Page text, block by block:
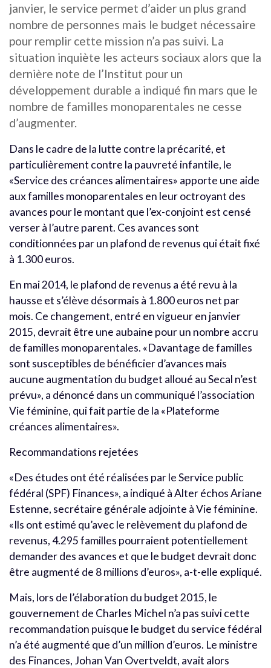
janvier, le service permet d’aider un plus grand
nombre de personnes mais le budget nécessaire
pour remplir cette mission n’a pas suivi. La
situation inquiète les acteurs sociaux alors que la
dernière note de l’Institut pour un
développement durable a indiqué fin mars que le
nombre de familles monoparentales ne cesse
d’augmenter.
Dans le cadre de la lutte contre la précarité, et
particulièrement contre la pauvreté infantile, le
«Service des créances alimentaires» apporte une aide
aux familles monoparentales en leur octroyant des
avances pour le montant que l’ex-conjoint est censé
verser à l’autre parent. Ces avances sont
conditionnées par un plafond de revenus qui était fixé
à 1.300 euros.
En mai 2014, le plafond de revenus a été revu à la
hausse et s’élève désormais à 1.800 euros net par
mois. Ce changement, entré en vigueur en janvier
2015, devrait être une aubaine pour un nombre accru
de familles monoparentales. «Davantage de familles
sont susceptibles de bénéficier d’avances mais
aucune augmentation du budget alloué au Secal n’est
prévu», a dénoncé dans un communiqué l’association
Vie féminine, qui fait partie de la «Plateforme
créances alimentaires».
Recommandations rejetées
«Des études ont été réalisées par le Service public
fédéral (SPF) Finances», a indiqué à Alter échos Ariane
Estenne, secrétaire générale adjointe à Vie féminine.
«Ils ont estimé qu’avec le relèvement du plafond de
revenus, 4.295 familles pourraient potentiellement
demander des avances et que le budget devrait donc
être augmenté de 8 millions d’euros», a-t-elle expliqué.
Mais, lors de l’élaboration du budget 2015, le
gouvernement de Charles Michel n’a pas suivi cette
recommandation puisque le budget du service fédéral
n’a été augmenté que d’un million d’euros. Le ministre
des Finances, Johan Van Overtveldt, avait alors